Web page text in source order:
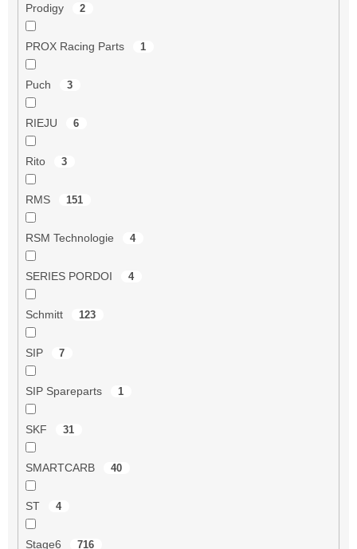
Prodigy 2
PROX Racing Parts 1
Puch 3
RIEJU 6
Rito 3
RMS 151
RSM Technologie 4
SERIES PORDOI 4
Schmitt 123
SIP 7
SIP Spareparts 1
SKF 31
SMARTCARB 40
ST 4
Stage6 716